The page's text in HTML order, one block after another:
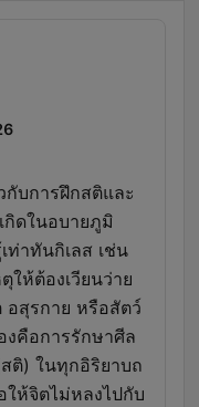
กับการฝึกสติและ
กิดในอบายภูมิ
ท่าทันกิเลส เช่น
ให้ต้องเวียนว่าย
อสุรกาย หรือสัตว์
งคือการรักษาศีล
ติ) ในทุกอิริยาบถ
ให้จิตไม่หลงไปกับ